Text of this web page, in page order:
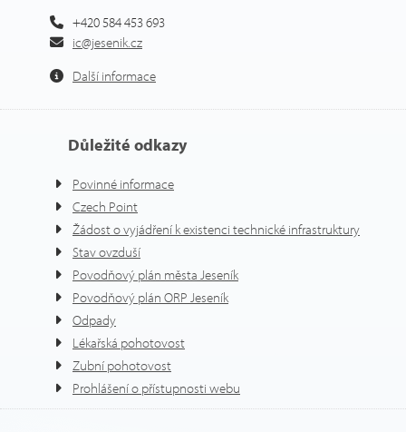
+420 584 453 693
ic@jesenik.cz
Další informace
Důležité odkazy
Povinné informace
Czech Point
Žádost o vyjádření k existenci technické infrastruktury
Stav ovzduší
Povodňový plán města Jeseník
Povodňový plán ORP Jeseník
Odpady
Lékařská pohotovost
Zubní pohotovost
Prohlášení o přístupnosti webu